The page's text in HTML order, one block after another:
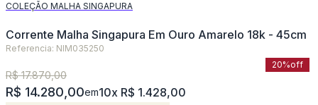
COLEÇÃO MALHA SINGAPURA
Corrente Malha Singapura Em Ouro Amarelo 18k - 45cm
Referencia: NIM035250
20%off
R$ 17.870,00
R$ 14.280,00em10x R$ 1.428,00